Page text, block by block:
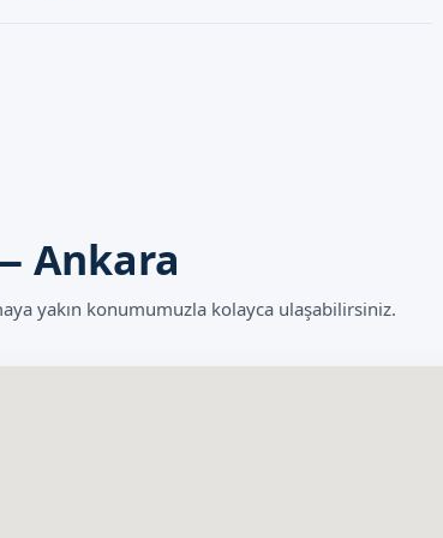
Ankara
yakın konumumuzla kolayca ulaşabilirsiniz.